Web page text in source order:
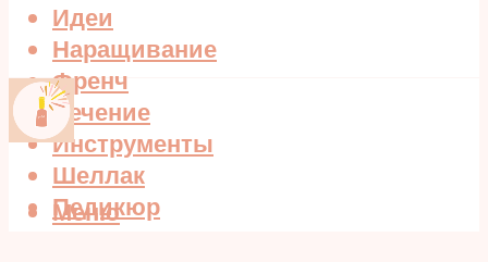
Идеи
Наращивание
Френч
Лечение
Инструменты
Шеллак
Педикюр
Меню